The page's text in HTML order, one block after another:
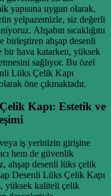
yapısına uygun olarak,
yelpazemizle, siz değerli
Ahşabın sıcaklığını
birleştiren ahşap desenli
bir hava katarken, yüksek
sağlıyor. Bu özel
Lüks Çelik Kapı
öne çıkmaktadır.
Kapı: Estetik ve
iş yerinizin girişine
hem de güvenlik
ahşap desenli lüks çelik
Desenli Lüks Çelik Kapı
yüksek kaliteli çelik